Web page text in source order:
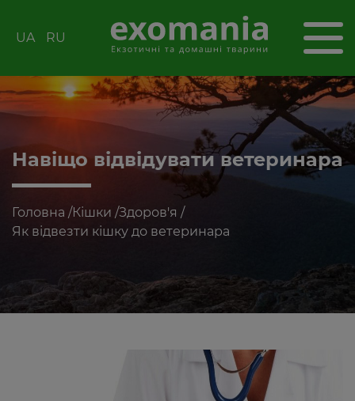
UA RU
Навіщо відвідувати ветеринара
Головна /Кішки /Здоров'я /
Як відвезти кішку до ветеринара